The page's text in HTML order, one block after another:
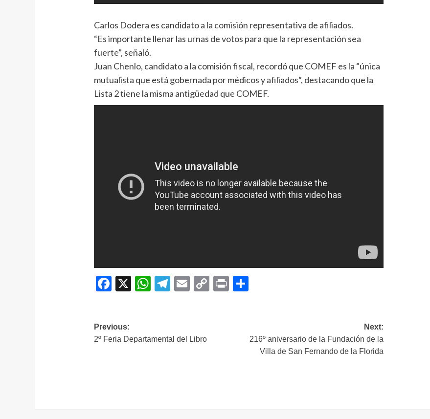
Carlos Dodera es candidato a la comisión representativa de afiliados.
“Es importante llenar las urnas de votos para que la representación sea
fuerte”, señaló.
Juan Chenlo, candidato a la comisión fiscal, recordó que COMEF es la “única
mutualista que está gobernada por médicos y afiliados”, destacando que la
Lista 2 tiene la misma antigüedad que COMEF.
Facebook
X WhatsApp
Telegram
EmailCopyPrint
Navegación
de
Previous:
2º Feria Departamental del Libro
Next:
216º aniversario de la Fundación de la
Villa de San Fernando de la Florida